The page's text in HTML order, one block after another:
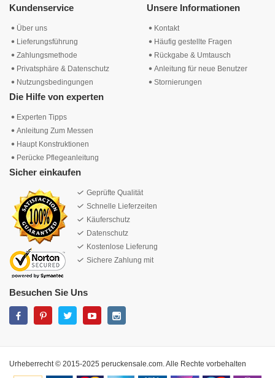
Kundenservice
Über uns
Lieferungsführung
Zahlungsmethode
Privatsphäre & Datenschutz
Nutzungsbedingungen
Unsere Informationen
Kontakt
Häufig gestellte Fragen
Rückgabe & Umtausch
Anleitung für neue Benutzer
Stornierungen
Die Hilfe von experten
Experten Tipps
Anleitung Zum Messen
Haupt Konstruktionen
Perücke Pflegeanleitung
Sicher einkaufen
Geprüfte Qualität
Schnelle Lieferzeiten
Käuferschutz
Datenschutz
Kostenlose Lieferung
Sichere Zahlung mit
Besuchen Sie Uns
Urheberrecht © 2015-2025 peruckensale.com. Alle Rechte vorbehalten